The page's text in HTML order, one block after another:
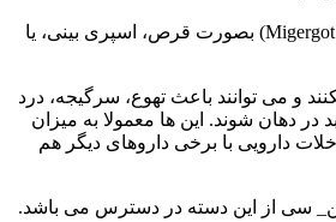
یا ارگوتامین (Cafergot یا Migergot) بصورت قرص، اسپری بینی، یا
و می توانند باعث تهوع، سرگیجه، درد
دهان شوند. این ها معمولا به میزان
دارویی با برخی داروهای دیگر هم
سی از این دسته در دسترس می باشد.